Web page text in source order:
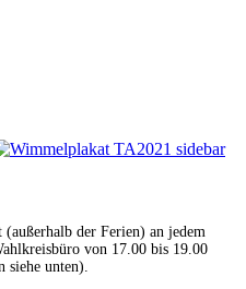
(außerhalb der Ferien) an jedem
von 17.00 bis 19.00
siehe unten).